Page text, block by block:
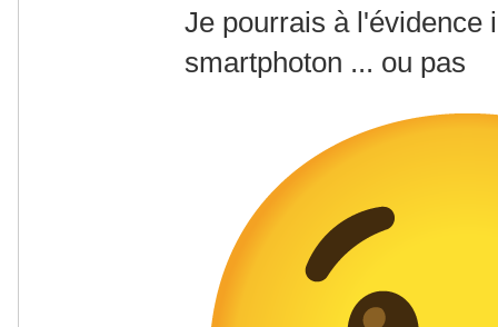
Je pourrais à l'évidence
smartphoton ... ou pas